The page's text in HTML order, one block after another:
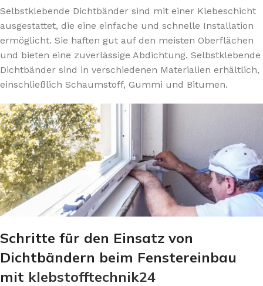
Selbstklebende Dichtbänder sind mit einer Klebeschicht
ausgestattet, die eine einfache und schnelle Installation
ermöglicht. Sie haften gut auf den meisten Oberflächen
und bieten eine zuverlässige Abdichtung. Selbstklebende
Dichtbänder sind in verschiedenen Materialien erhältlich,
einschließlich Schaumstoff, Gummi und Bitumen.
Schritte für den Einsatz von
Dichtbändern beim Fenstereinbau
mit klebstofftechnik24